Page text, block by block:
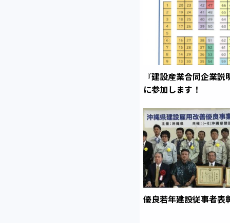
『建設産業合同企業説
に参加します！
優良若年建設従事者表